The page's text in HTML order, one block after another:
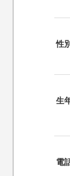
性別
生
電